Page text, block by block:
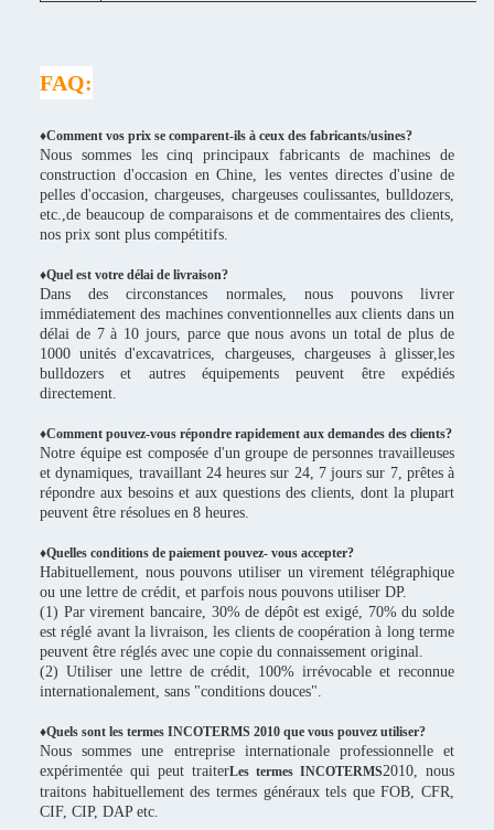
FAQ:
♦Comment vos prix se comparent-ils à ceux des fabricants/usines?
Nous sommes les cinq principaux fabricants de machines de
construction d'occasion en Chine, les ventes directes d'usine de
pelles d'occasion, chargeuses, chargeuses coulissantes, bulldozers,
etc.,de beaucoup de comparaisons et de commentaires des clients,
nos prix sont plus compétitifs.
♦Quel est votre délai de livraison?
Dans des circonstances normales, nous pouvons livrer
immédiatement des machines conventionnelles aux clients dans un
délai de 7 à 10 jours, parce que nous avons un total de plus de
1000 unités d'excavatrices, chargeuses, chargeuses à glisser,les
bulldozers et autres équipements peuvent être expédiés
directement.
♦Comment pouvez-vous répondre rapidement aux demandes des clients?
Notre équipe est composée d'un groupe de personnes travailleuses
et dynamiques, travaillant 24 heures sur 24, 7 jours sur 7, prêtes à
répondre aux besoins et aux questions des clients, dont la plupart
peuvent être résolues en 8 heures.
♦Quelles conditions de paiement pouvez- vous accepter?
Habituellement, nous pouvons utiliser un virement télégraphique
ou une lettre de crédit, et parfois nous pouvons utiliser DP.
(1) Par virement bancaire, 30% de dépôt est exigé, 70% du solde
est réglé avant la livraison, les clients de coopération à long terme
peuvent être réglés avec une copie du connaissement original.
(2) Utiliser une lettre de crédit, 100% irrévocable et reconnue
internationalement, sans "conditions douces".
♦Quels sont les termes INCOTERMS 2010 que vous pouvez utiliser?
Nous sommes une entreprise internationale professionnelle et
expérimentée qui peut traiterLes termes INCOTERMS2010, nous
traitons habituellement des termes généraux tels que FOB, CFR,
CIF, CIP, DAP etc.